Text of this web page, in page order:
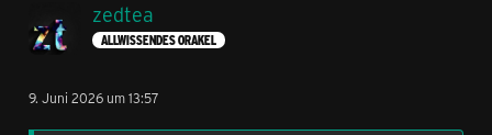
zedtea
ALLWISSENDES ORAKEL
9. Juni 2026 um 13:57